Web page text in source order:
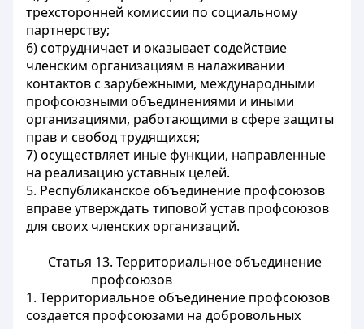
трехсторонней комиссии по социальному
партнерству;
6) сотрудничает и оказывает содействие
членским организациям в налаживании
контактов с зарубежными, международными
профсоюзными объединениями и иными
организациями, работающими в сфере защиты
прав и свобод трудящихся;
7) осуществляет иные функции, направленные
на реализацию уставных целей.
5. Республиканское объединение профсоюзов
вправе утверждать типовой устав профсоюзов
для своих членских организаций.
Статья 13. Территориальное объединение
профсоюзов
1. Территориальное объединение профсоюзов
создается профсоюзами на добровольных